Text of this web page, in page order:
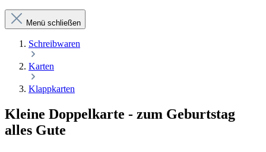
Menü schließen
Schreibwaren
Karten
Klappkarten
Kleine Doppelkarte - zum Geburtstag
alles Gute